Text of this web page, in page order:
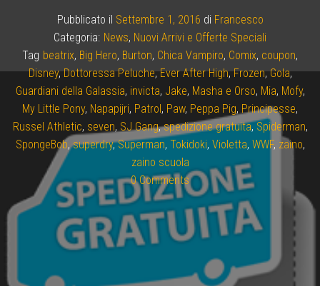
Pubblicato il Settembre 1, 2016 di Francesco
Categoria: News, Nuovi Arrivi e Offerte Speciali
Tag beatrix, Big Hero, Burton, Chica Vampiro, Comix, coupon,
Disney,Dottoressa Peluche,Ever After High,Frozen,Gola,
Guardiani della Galassia, invicta, Jake, Masha e Orso, Mia, Mofy,
My Little Pony, Napapijri, Patrol, Paw, Peppa Pig, Principesse,
Russel Athletic, seven, SJ Gang,spedizione gratuita,Spiderman,
SpongeBob,superdry,Superman, Tokidoki, Violetta, WWF, zaino,
zaino scuola
0 Comments